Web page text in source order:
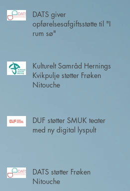
DATS giver
opførelsesafgiftsstøtte til "I
rum sø"
Kulturelt Samråd Hernings
Kvikpulje støtter Frøken
Nitouche
DUF støtter SMUK teater
med ny digital lyspult
DATS støtter Frøken
Nitouche